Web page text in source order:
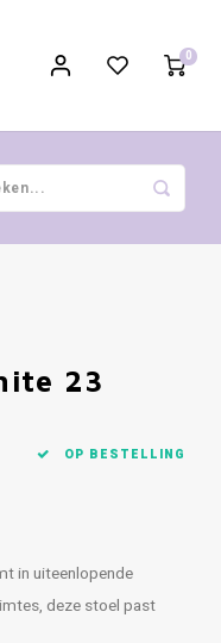
0
23
OP BESTELLING
in uiteenlopende
deze stoel past